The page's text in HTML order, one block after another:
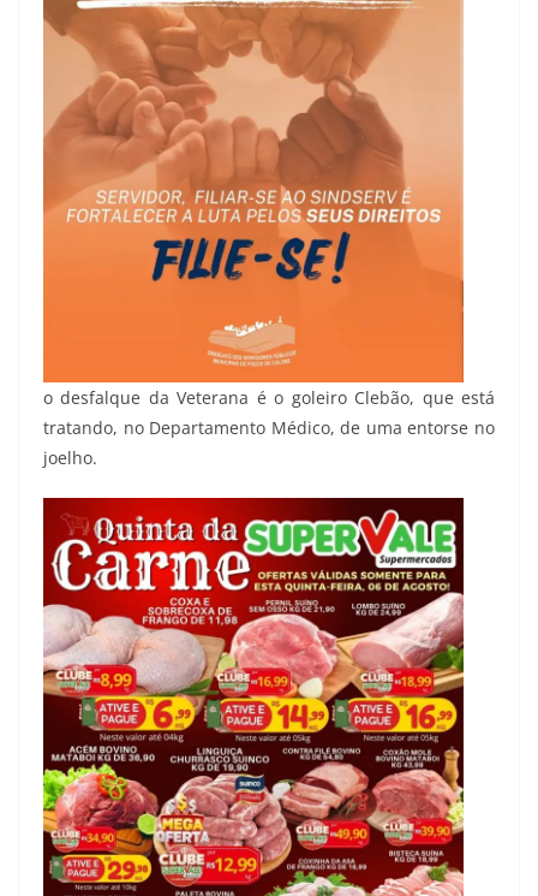
o desfalque da Veterana é o goleiro Clebão, que está
tratando, no Departamento Médico, de uma entorse no
joelho.